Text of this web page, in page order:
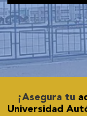
¡Asegura tu
Universidad